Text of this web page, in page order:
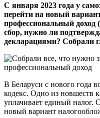
С января 2023 года у
перейти на новый
профессиональный
сбор, нужно ли
декларациями? Собрали
В Беларуси с нового года
кодекс. Одно из новшеств
уплачивает единый налог.
новый вариант